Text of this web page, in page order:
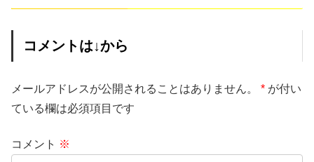
コメントは↓から
メールアドレスが公開されることはありません。 * が付い
ている欄は必須項目です
コメント ※